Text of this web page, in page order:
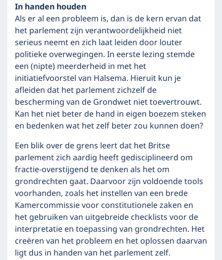
In handen houden
Als er al een probleem is, dan is de kern ervan dat
het parlement zijn verantwoordelijkheid niet
serieus neemt en zich laat leiden door louter
politieke overwegingen. In eerste lezing stemde
een (nipte) meerderheid in met het
initiatiefvoorstel van Halsema. Hieruit kun je
afleiden dat het parlement zichzelf de
bescherming van de Grondwet niet toevertrouwt.
Kan het niet beter de hand in eigen boezem steken
en bedenken wat het zelf beter zou kunnen doen?
Een blik over de grens leert dat het Britse
parlement zich aardig heeft gedisciplineerd om
fractie-overstijgend te denken als het om
grondrechten gaat. Daarvoor zijn voldoende tools
voorhanden, zoals het instellen van een brede
Kamercommissie voor constitutionele zaken en
het gebruiken van uitgebreide checklists voor de
interpretatie en toepassing van grondrechten. Het
creëren van het probleem en het oplossen daarvan
ligt dus in handen van het parlement zelf.